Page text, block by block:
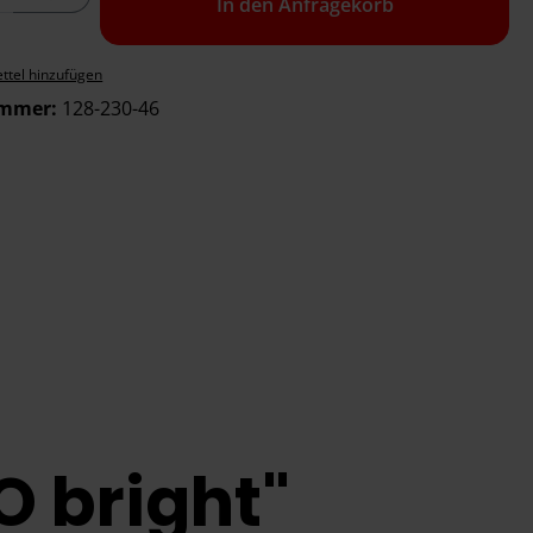
hinzufügen
128-230-46
bright"